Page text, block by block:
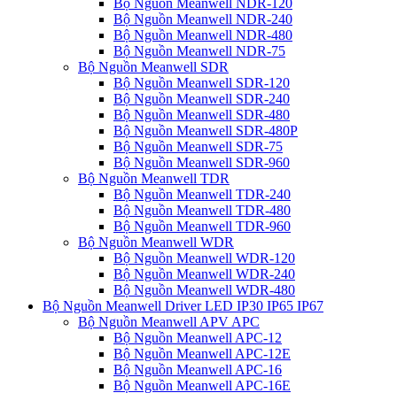
Bộ Nguồn Meanwell NDR-240
Bộ Nguồn Meanwell NDR-480
Bộ Nguồn Meanwell NDR-75
Bộ Nguồn Meanwell SDR
Bộ Nguồn Meanwell SDR-120
Bộ Nguồn Meanwell SDR-240
Bộ Nguồn Meanwell SDR-480
Bộ Nguồn Meanwell SDR-480P
Bộ Nguồn Meanwell SDR-75
Bộ Nguồn Meanwell SDR-960
Bộ Nguồn Meanwell TDR
Bộ Nguồn Meanwell TDR-240
Bộ Nguồn Meanwell TDR-480
Bộ Nguồn Meanwell TDR-960
Bộ Nguồn Meanwell WDR
Bộ Nguồn Meanwell WDR-120
Bộ Nguồn Meanwell WDR-240
Bộ Nguồn Meanwell WDR-480
Bộ Nguồn Meanwell Driver LED IP30 IP65 IP67
Bộ Nguồn Meanwell APV APC
Bộ Nguồn Meanwell APC-12
Bộ Nguồn Meanwell APC-12E
Bộ Nguồn Meanwell APC-16
Bộ Nguồn Meanwell APC-16E